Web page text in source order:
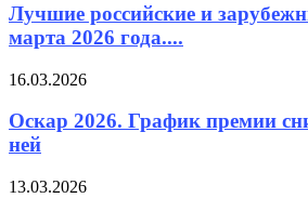
Лучшие российские и
марта 2026 года....
16.03.2026
Оскар 2026. График премии
ней
13.03.2026